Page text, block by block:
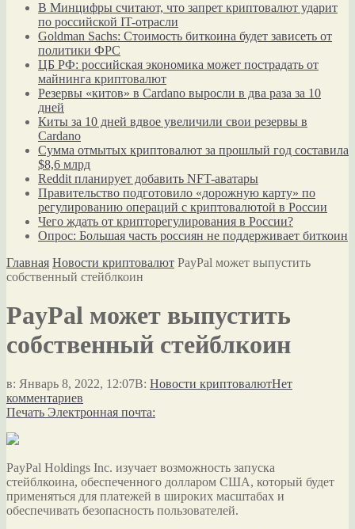
В Минцифры считают, что запрет криптовалют ударит
по российской IT-отрасли
Goldman Sachs: Стоимость биткоина будет зависеть от
политики ФРС
ЦБ РФ: российская экономика может пострадать от
майнинга криптовалют
Резервы «китов» в Cardano выросли в два раза за 10
дней
Киты за 10 дней вдвое увеличили свои резервы в
Cardano
Сумма отмытых криптовалют за прошлый год составила
$8,6 млрд
Reddit планирует добавить NFT-аватары
Правительство подготовило «дорожную карту» по
регулированию операций с криптовалютой в России
Чего ждать от крипторегулирования в России?
Опрос: Большая часть россиян не поддерживает биткоин
Главная Новости криптовалют PayPal может выпустить
собственный стейблкоин
PayPal может выпустить
собственный стейблкоин
в: Январь 8, 2022, 12:07В: Новости криптовалютНет
комментариев
Печать Электронная почта:
PayPal Holdings Inc. изучает возможность запуска
стейблкоина, обеспеченного долларом США, который будет
применяться для платежей в широких масштабах и
обеспечивать безопасность пользователей.